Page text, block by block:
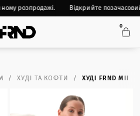
розпродажі. Відкрийте
0
ХУДІ ТА КОФТИ ХУДІ FRND